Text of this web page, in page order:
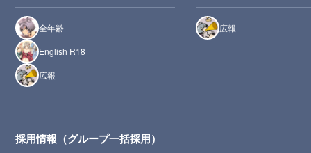
全年齢
English R18
広報
広報
採用情報（グループ一括採用）